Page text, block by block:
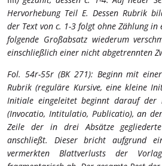
Hervorhebung Teil E. Dessen Rubrik
der Text von c. 1-3 folgt ohne Zählung in
folgende Großabsatz wiederum
einschließlich einer nicht abgetrennten
Fol. 54r-55r (BK 271): Beginn mit
Rubrik (reguläre Kursive, eine kleine
Initiale eingeleitet beginnt darauf der
(Invocatio, Intitulatio, Publicatio), an
Zeile der in drei Absätze
anschließt. Dieser bricht aufgrund
vermerkten Blattverlusts der